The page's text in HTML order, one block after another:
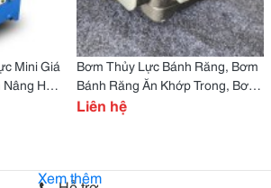
Mini Giá
Nâng Hạ
Lực
Bơm Thủy Lực Bánh Răng, Bơm
Bánh Răng Ăn Khớp Trong, Bơm
Bánh Răng Ăn Khớp Ngoài,
Liên hệ
Xem thêm